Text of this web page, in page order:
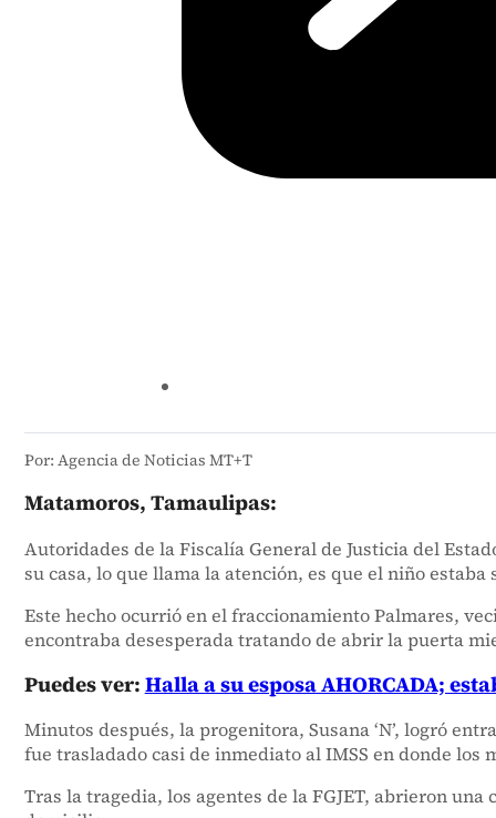
Por: Agencia de Noticias MT+T
Matamoros, Tamaulipas:
Autoridades de la Fiscalía General de Justicia del
su casa, lo que llama la atención, es que el niño
Este hecho ocurrió en el fraccionamiento Palmares,
encontraba desesperada tratando de abrir la puerta
Puedes ver: Halla a su esposa AHORCADA;
Minutos después, la progenitora, Susana ‘N’, logró
fue trasladado casi de inmediato al IMSS en donde
Tras la tragedia, los agentes de la FGJET, abrieron